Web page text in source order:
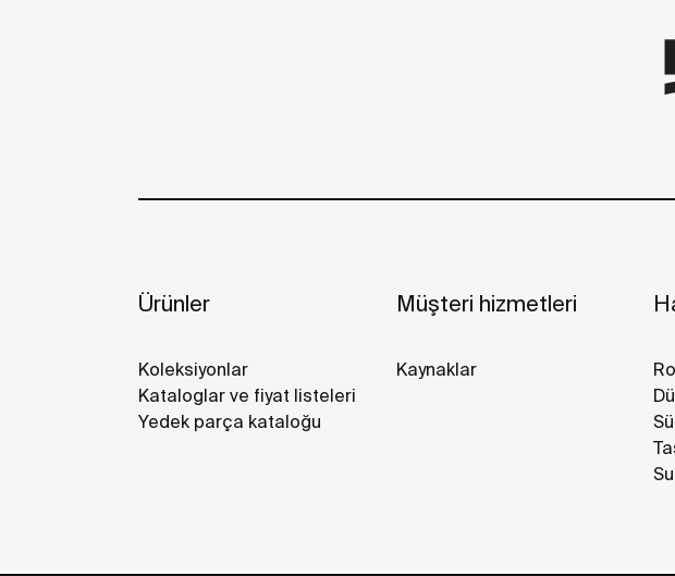
Ürünler
Koleksiyonlar
Kataloglar ve fiyat listeleri
Yedek parça kataloğu
Müşteri hizmetleri
Kaynaklar